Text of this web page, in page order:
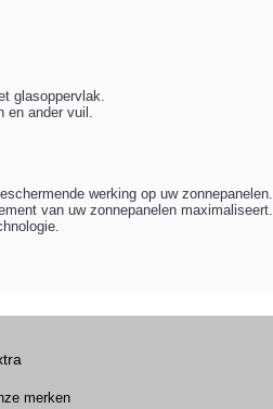
glasoppervlak.
en ander vuil.
werking op uw zonnepanelen.
van uw zonnepanelen maximaliseert.
merken